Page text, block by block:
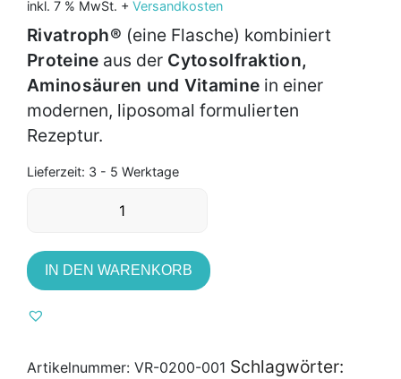
Kundenbewertungen
inkl. 7 % MwSt. + Versandkosten
Rivatroph® (eine Flasche) kombiniert
Proteine aus der Cytosolfraktion,
Aminosäuren und Vitamine in einer
modernen, liposomal formulierten
Rezeptur.
Lieferzeit: 3 - 5 Werktage
IN DEN WARENKORB
Artikelnummer: VR-0200-001 Schlagwörter: